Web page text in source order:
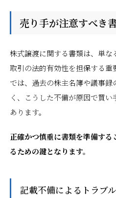
売り手が注意すべき
株式譲渡に関する書類は、単な
取引の法的有効性を担保する
では、過去の株主名簿や議事
く、こうした不備が原因で買
あります。
正確かつ慎重に書類を準備す
るための鍵となります。
記載不備によるトラブ